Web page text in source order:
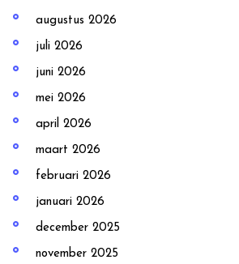
augustus 2026
juli 2026
juni 2026
mei 2026
april 2026
maart 2026
februari 2026
januari 2026
december 2025
november 2025